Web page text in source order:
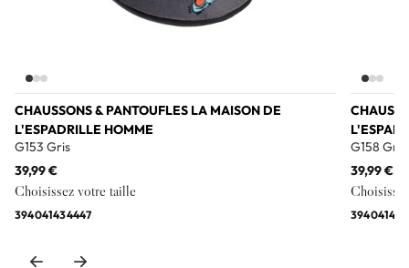
CHAUSSONS & PANTOUFLES LA MAISON DE
L'ESPADRILLE HOMME
G153 Gris
39,99 €
Choisissez votre taille
394041434447
G158 Gris
39,99 €
39404142